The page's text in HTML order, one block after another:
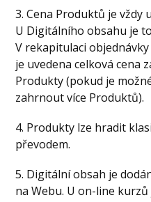
3. Cena Produktů je vždy
U Digitálního obsahu je
V rekapitulaci
je uvedena celková cena
Produkty (pokud je
zahrnout více Produktů).
4. Produkty lze hradit
převodem.
5. Digitální obsah je
na Webu. U on-line